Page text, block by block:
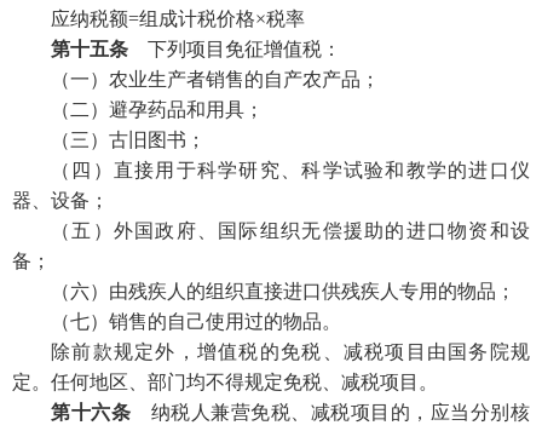
应纳税额=组成计税价格×税率
第十五条 下列项目免征增值税：
（一）农业生产者销售的自产农产品；
（二）避孕药品和用具；
（三）古旧图书；
（四）直接用于科学研究、科学试验和教学的进口仪
器、设备；
（五）外国政府、国际组织无偿援助的进口物资和设
备；
（六）由残疾人的组织直接进口供残疾人专用的物品；
（七）销售的自己使用过的物品。
除前款规定外，增值税的免税、减税项目由国务院规
定。任何地区、部门均不得规定免税、减税项目。
第十六条 纳税人兼营免税、减税项目的，应当分别核